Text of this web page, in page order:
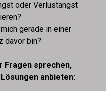
oder Verlustangst
gerade in einer
davor bin?
Fragen sprechen,
anbieten: